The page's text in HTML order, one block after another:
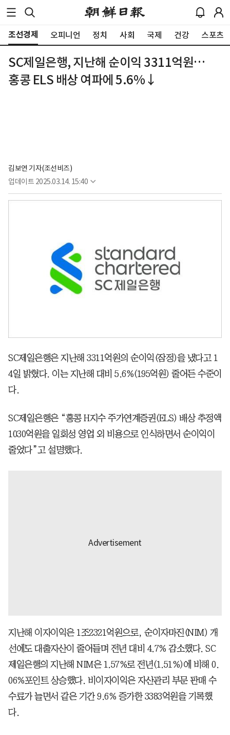
조선경제 오피니언 정치 사회 국제 건강 스포츠
SC제일은행, 지난해 순이익 3311억원…
홍콩 ELS 배상 여파에 5.6%↓
김보연 기자(조선비즈)
업데이트 2025.03.14. 15:40
SC제일은행은 지난해 3311억원의 순이익(잠정)을 냈다고 1
4일 밝혔다. 이는 지난해 대비 5.6%(195억원) 줄어든 수준이
다.
SC제일은행은 “홍콩 H지수 주가연계증권(ELS) 배상 추정액
1030억원을 일회성 영업 외 비용으로 인식하면서 순이익이
줄었다”고 설명했다.
지난해 이자이익은 1조2321억원으로, 순이자마진(NIM) 개
선에도 대출자산이 줄어들며 전년 대비 4.7% 감소했다. SC
제일은행의 지난해 NIM은 1.57%로 전년(1.51%)에 비해 0.
06%포인트 상승했다. 비이자이익은 자산관리 부문 판매 수
수료가 늘면서 같은 기간 9.6% 증가한 3383억원을 기록했
다.